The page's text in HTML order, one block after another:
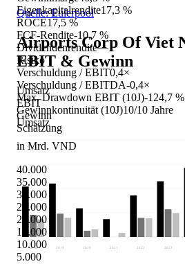
Eigenkapitalrendite17,3 %
ROCE17,5 %
FCF-Rendite-10,7 %
Dividendenrendite—
Risiko
Verschuldung / EBIT0,4×
Verschuldung / EBITDA-0,4×
Max. Drawdown EBIT (10J)-124,7 %
Gewinnkontinuität (10J)10/10 Jahre
Umsatz
in Mrd. VND
40.000
35.000
30.000
25.000
20.000
15.000
10.000
5.000
Quelle: Eulerpool
Airports Corp Of Viet
EBIT & Gewinn
Umsatz
EBIT
Gewinn
Schätzung
2018 2019 2020 2021 2022 2023